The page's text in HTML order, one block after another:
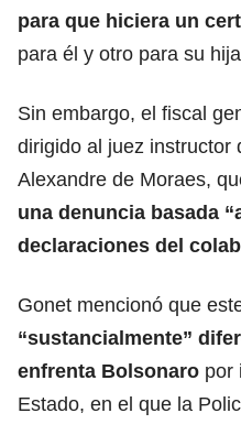
para que hiciera un
para él y otro para su
Sin embargo, el fiscal
dirigido al juez instructor
Alexandre de Moraes,
una denuncia basada
declaraciones del
Gonet mencionó que
“sustancialmente”
enfrenta Bolsonaro por
Estado, en el que la